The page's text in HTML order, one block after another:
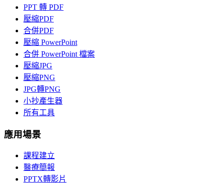
PPT 轉 PDF
壓縮PDF
合併PDF
壓縮 PowerPoint
合併 PowerPoint 檔案
壓縮JPG
壓縮PNG
JPG轉PNG
小抄產生器
所有工具
應用場景
課程建立
醫療簡報
PPTX轉影片